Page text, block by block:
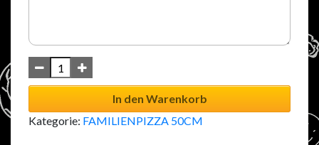
In den Warenkorb
Kategorie: FAMILIENPIZZA 50CM